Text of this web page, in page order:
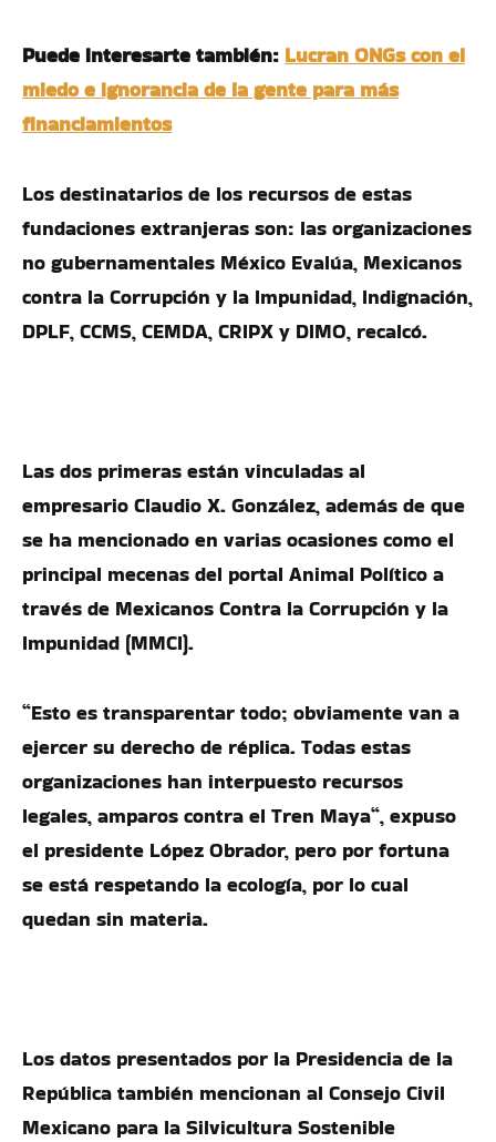
Puede interesarte también: Lucran ONGs con el
miedo e ignorancia de la gente para más
financiamientos
Los destinatarios de los recursos de estas
fundaciones extranjeras son: las organizaciones
no gubernamentales México Evalúa, Mexicanos
contra la Corrupción y la Impunidad, Indignación,
DPLF, CCMS, CEMDA, CRIPX y DIMO, recalcó.
Las dos primeras están vinculadas al
empresario Claudio X. González, además de que
se ha mencionado en varias ocasiones como el
principal mecenas del portal Animal Político a
través de Mexicanos Contra la Corrupción y la
Impunidad (MMCI).
“Esto es transparentar todo; obviamente van a
ejercer su derecho de réplica. Todas estas
organizaciones han interpuesto recursos
legales, amparos contra el Tren Maya“, expuso
el presidente López Obrador, pero por fortuna
se está respetando la ecología, por lo cual
quedan sin materia.
Los datos presentados por la Presidencia de la
República también mencionan al Consejo Civil
Mexicano para la Silvicultura Sostenible